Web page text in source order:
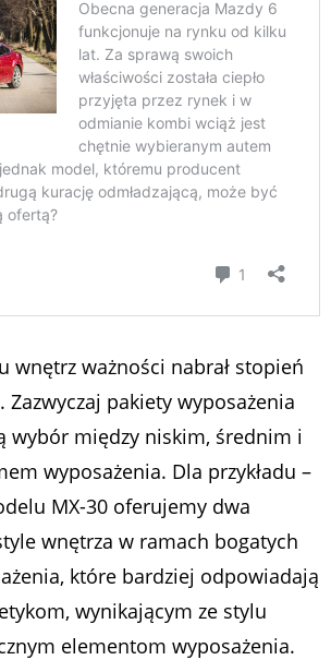
wnętrz ważności nabrał stopień
pakiety wyposażenia
wybór między niskim, średnim i
wyposażenia. Dla przykładu –
MX-30 oferujemy dwa
wnętrza w ramach bogatych
które bardziej odpowiadają
wynikającym ze stylu
elementom wyposażenia.